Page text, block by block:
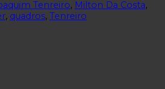
Tenreiro, Milton Da Costa,
, quadros, Tenreiro